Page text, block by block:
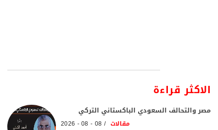
الاكثر قراءة
مصر والتحالف السعودي الباكستاني التركي
مقالات 08 - 08 - 2026